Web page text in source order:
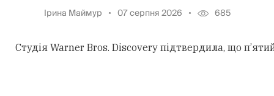
Ірина Маймур 07 серпня 2026 685
Студія Warner Bros. Discovery підтвердила, що